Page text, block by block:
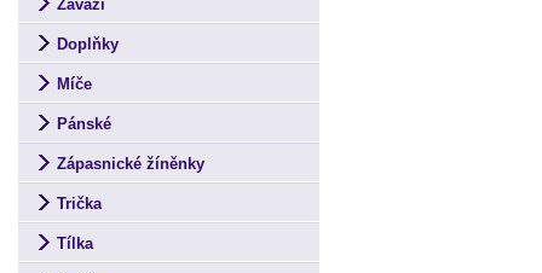
Závaží
Doplňky
Míče
Pánské
Zápasnické žíněnky
Trička
Tílka